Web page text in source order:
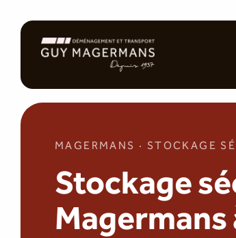
MAGERMANS · STOCKAGE
Stockage
Magermans